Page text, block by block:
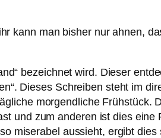
kann man bisher nur ahnen,
bezeichnet wird. Dieser
Dieses Schreiben steht im
morgendliche Frühstück.
und zum anderen ist dies
miserabel aussieht, ergibt